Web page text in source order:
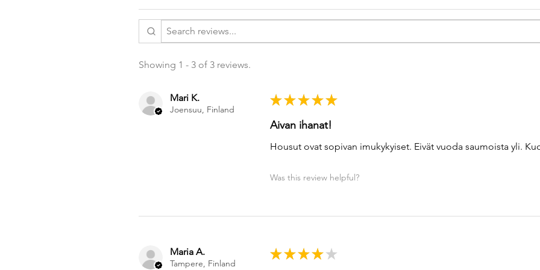
Showing 1 - 3 of 3 reviews.
Mari K.
Joensuu, Finland
★ ★ ★ ★ ★
Aivan ihanat!
Housut ovat sopivan imukykyiset. Eivät vuoda saumoista yli.
Was this review helpful?
Maria A.
Tampere, Finland
★ ★ ★ ★ ★